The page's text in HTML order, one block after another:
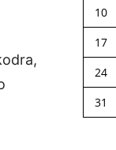
10
17
24
31